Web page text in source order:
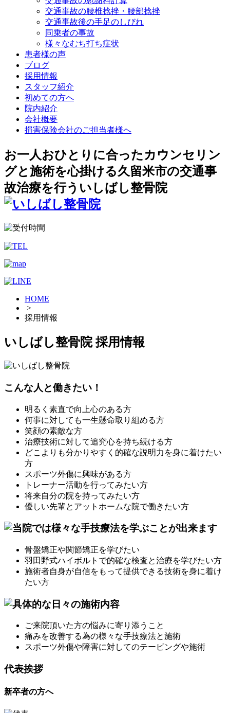
交通事故の腰椎捻挫・腰部捻挫
交通事故後の手足のしびれ
同乗者の事故
様々なむち打ち症状
患者様の声
ブログ
採用情報
スタッフ紹介
初めての方へ
院内紹介
会社概要
損害保険会社のご担当者様へ
お一人おひとりに合ったカウンセリン
グと施術を心掛ける久留米市の交通事
故治療を行ういしばし整骨院
HOME
>
採用情報
いしばし整骨院 採用情報
こんな人と働きたい！
明るく素直で向上心のある方
何事に対しても一生懸命取り組める方
笑顔の素敵な方
治療技術に対して追究心を持ち続ける方
どこよりも分かりやすく的確な説明力を身に着けたい
方
スポーツ外傷に興味がある方
トレーナー活動を行ってみたい方
将来自分の院を持ってみたい方
優しい先輩とアットホームな院で働きたい方
骨盤矯正や関節矯正を学びたい
羽田野式ハイボルトで的確な検査と治療を学びたい方
施術者自身が自信をもって提供できる技術を身に着け
たい方
ご来院頂いた方の悩みに寄り添うこと
痛みを改善する為の様々な手技療法と施術
スポーツ外傷や障害に対してのテーピングや施術
代表挨拶
新卒者の方へ